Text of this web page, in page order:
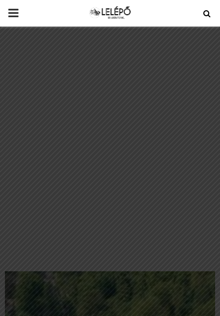
PRIMARY